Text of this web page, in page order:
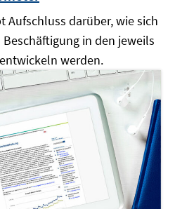
Aufschluss darüber, wie sich
in den jeweils
werden.